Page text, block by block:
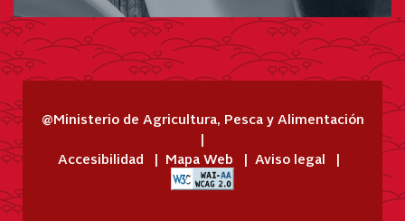
@Ministerio de Agricultura, Pesca y Alimentación
Accesibilidad Mapa Web Aviso legal